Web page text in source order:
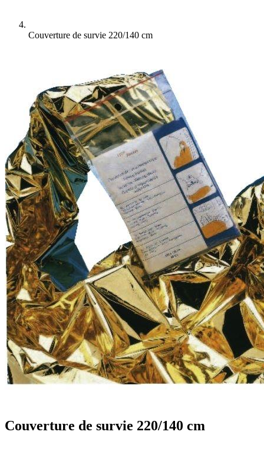
Couverture de survie 220/140 cm
Couverture de survie 220/140 cm